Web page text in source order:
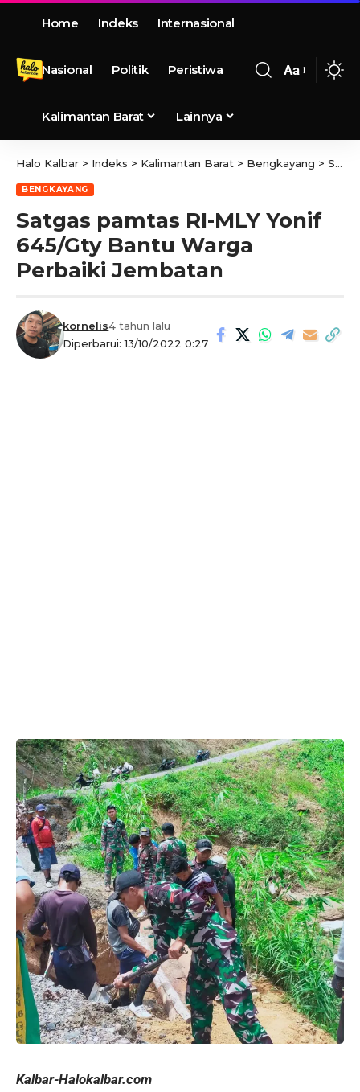
Home Indeks Internasional
Nasional Politik Peristiwa
Kalimantan Barat Lainnya
Aa
Halo Kalbar > Indeks > Kalimantan Barat > Bengkayang > Satgas pamtas RI-MLY Yonif 645/Gty Bantu Warga Perbaiki Jembatan
BENGKAYANG
Satgas pamtas RI-MLY Yonif
645/Gty Bantu Warga
Perbaiki Jembatan
Diperbarui: 13/10/2022 0:27
kornelis4 tahun lalu
Kalbar-Halokalbar.com